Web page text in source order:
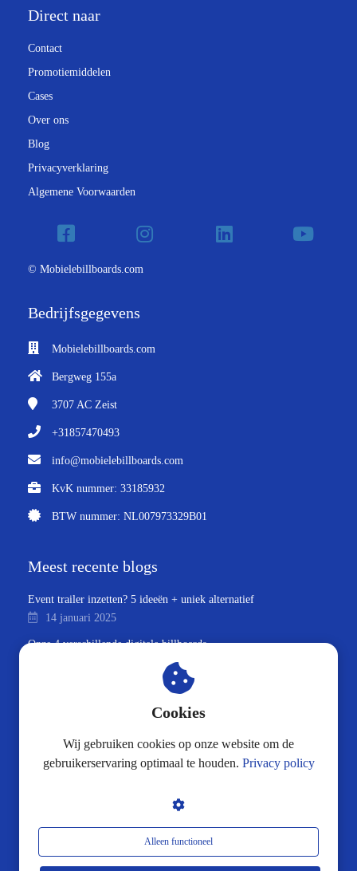
Direct naar
Contact
Promotiemiddelen
Cases
Over ons
Blog
Privacyverklaring
Algemene Voorwaarden
© Mobielebillboards.com
Bedrijfsgegevens
Mobielebillboards.com
Bergweg 155a
3707 AC Zeist
+31857470493
info@mobielebillboards.com
KvK nummer: 33185932
BTW nummer: NL007973329B01
Meest recente blogs
Event trailer inzetten? 5 ideeën + uniek alternatief
14 januari 2025
Onze 4 verschillende digitale billboards
Onze 3 verschillende reclamefietsen + bonus
24 oktober 2024
Billboard reclame, maar dan mét interactie
Cookies
Wij gebruiken cookies op onze website om de
gebruikerservaring optimaal te houden. Privacy policy
Alleen functioneel